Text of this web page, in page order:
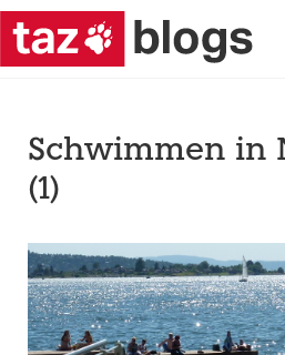
Schwimmen in
(1)